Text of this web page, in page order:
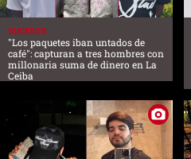
SUCESOS
"Los paquetes iban untados de
café": capturan a tres hombres con
millonaria suma de dinero en La
Ceiba